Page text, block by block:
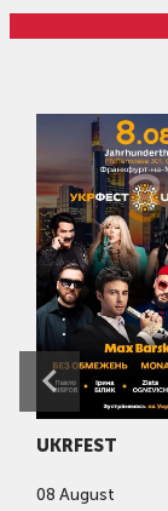
UKRFEST
08 August